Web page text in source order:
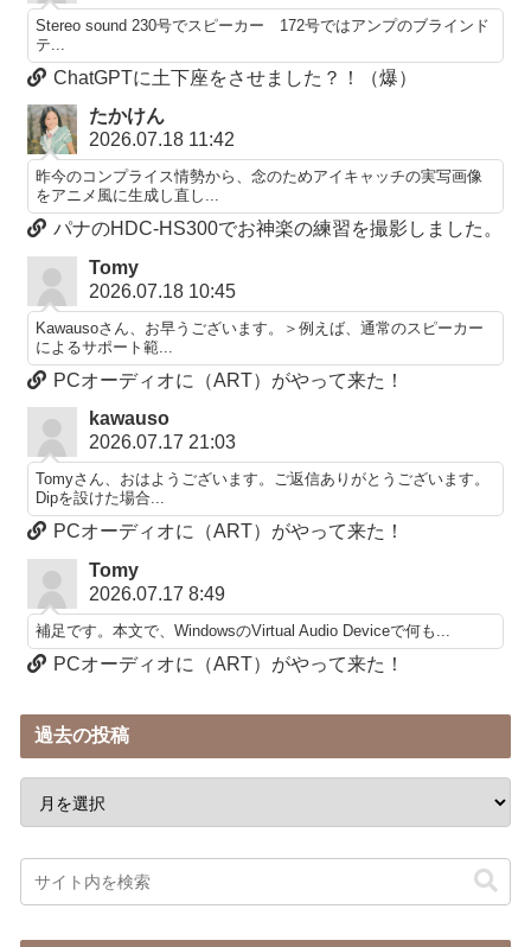
Stereo sound 230号でスピーカー 172号ではアンプのブラインド
テ...
ChatGPTに土下座をさせました？！（爆）
たかけん
2026.07.18 11:42
昨今のコンプライス情勢から、念のためアイキャッチの実写画像
をアニメ風に生成し直し...
パナのHDC-HS300でお神楽の練習を撮影しました。
Tomy
2026.07.18 10:45
Kawausoさん、お早うございます。＞例えば、通常のスピーカー
によるサポート範...
PCオーディオに（ART）がやって来た！
kawauso
2026.07.17 21:03
Tomyさん、おはようございます。ご返信ありがとうございます。
Dipを設けた場合...
PCオーディオに（ART）がやって来た！
Tomy
2026.07.17 8:49
補足です。本文で、WindowsのVirtual Audio Deviceで何も...
PCオーディオに（ART）がやって来た！
過去の投稿